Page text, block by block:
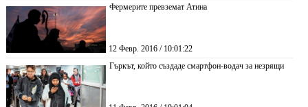
Фермерите превземат Атина
12 Февр. 2016 / 10:01:22
Гъркът, който създаде смартфон-водач за незрящи